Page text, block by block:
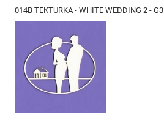
014B TEKTURKA - WHITE WEDDING 2 - G3